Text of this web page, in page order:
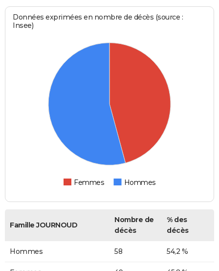
Données exprimées en nombre de décès (source :
Insee)
Femmes Hommes
Famille JOURNOUD
Nombre de
décès
% des
décès
Hommes 58 54,2 %